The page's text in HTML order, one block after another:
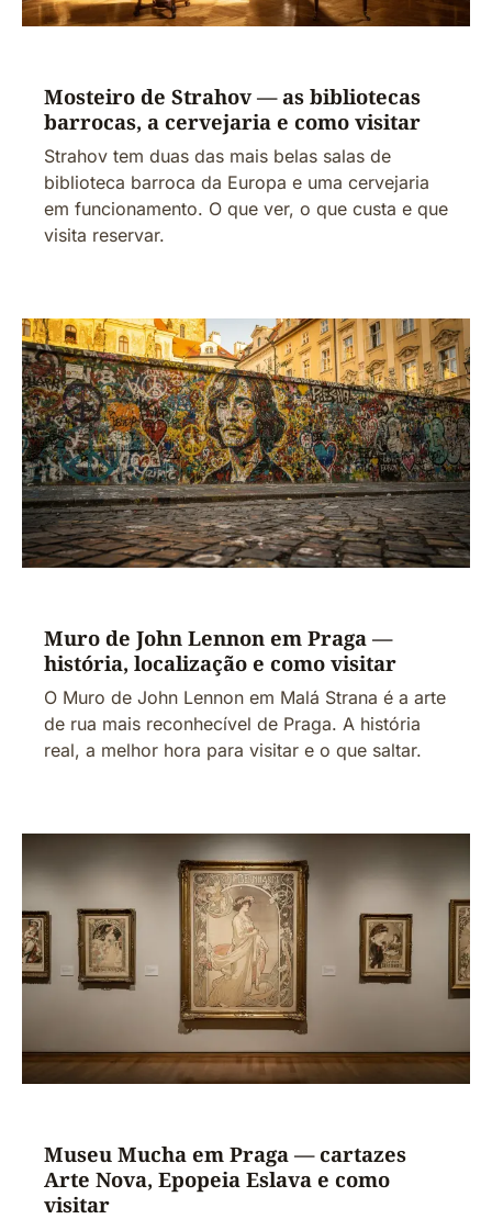
Mosteiro de Strahov — as bibliotecas
barrocas, a cervejaria e como visitar
Strahov tem duas das mais belas salas de
biblioteca barroca da Europa e uma cervejaria
em funcionamento. O que ver, o que custa e que
visita reservar.
Muro de John Lennon em Praga —
história, localização e como visitar
O Muro de John Lennon em Malá Strana é a arte
de rua mais reconhecível de Praga. A história
real, a melhor hora para visitar e o que saltar.
Museu Mucha em Praga — cartazes
Arte Nova, Epopeia Eslava e como
visitar